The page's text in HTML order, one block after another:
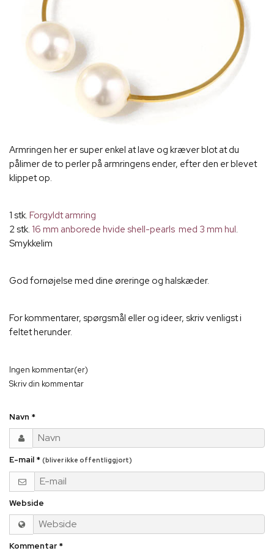
Armringen her er super enkel at lave og kræver blot at du
pålimer de to perler på armringens ender, efter den er blevet
klippet op.
1 stk. Forgyldt armring
2 stk. 16 mm anborede hvide shell-pearls med 3 mm hul.
Smykkelim
God fornøjelse med dine øreringe og halskæder.
For kommentarer, spørgsmål eller og ideer, skriv venligst i
feltet herunder.
Ingen kommentar(er)
Skriv din kommentar
Navn *
E-mail * (bliver ikke offentliggjort)
Webside
Kommentar *